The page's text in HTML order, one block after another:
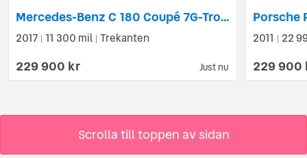
Just nu
Mercedes-Benz C 180 Coupé 7G-Tronic Plus AMG Panorama Burmester
2017 11 300 mil Trekanten
229 900 kr
2011 22
229 900
Scrolla till toppen av sidan